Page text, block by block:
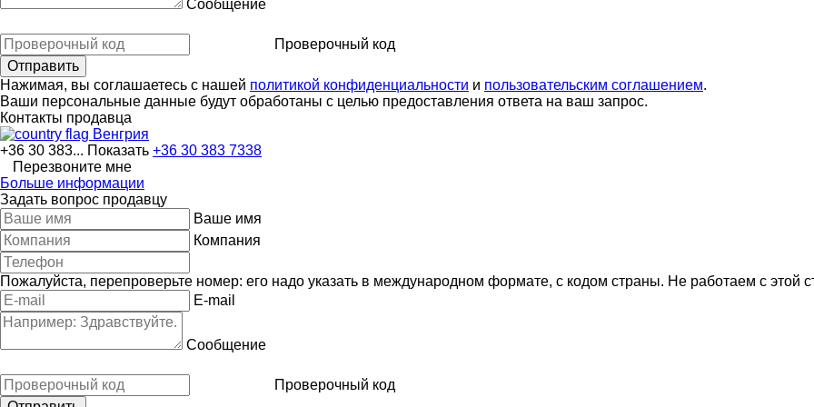
Сообщение
Проверочный код
Нажимая, вы соглашаетесь с нашей политикой конфиденциальности и пользовательским соглашением.
Ваши персональные данные будут обработаны с целью предоставления ответа на ваш запрос.
Контакты продавца
Венгрия
+36 30 383... Показать +36 30 383 7338
Перезвоните мне
Больше информации
Задать вопрос продавцу
Ваше имя
Компания
Пожалуйста, перепроверьте номер: его надо указать в международном формате, с кодом страны. Не работаем с этой
E-mail
Сообщение
Проверочный код